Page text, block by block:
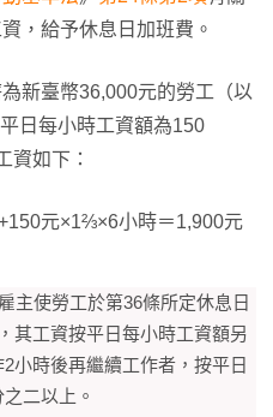
，給予休息日加班費。
新臺幣36,000元的勞工（以
日每小時工資額為150
資如下：
元×1⅔×6小時＝1,900元
雇主使勞工於第36條所定休息日
其工資按平日每小時工資額另
小時後再繼續工作者，按平日
二以上。